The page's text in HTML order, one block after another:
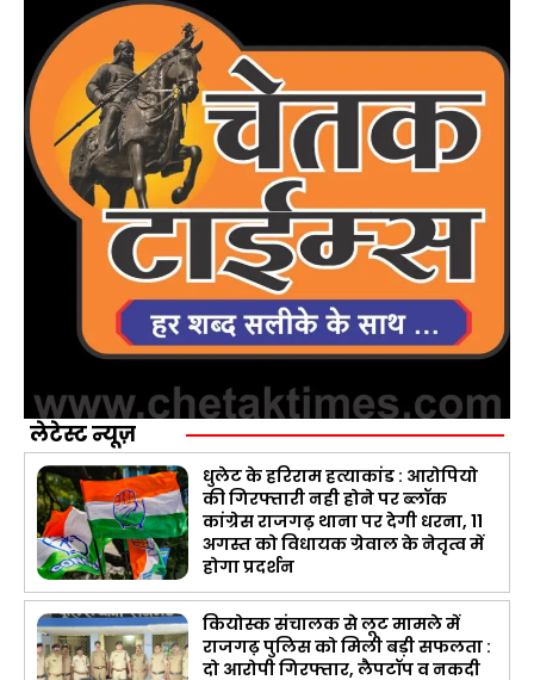
लेटेस्ट न्यूज़
धुलेट के हरिराम हत्याकांड : आरोपियो
की गिरफ्तारी नही होने पर ब्लॉक
कांग्रेस राजगढ़ थाना पर देगी धरना, 11
अगस्त को विधायक ग्रेवाल के नेतृत्व में
होगा प्रदर्शन
कियोस्क संचालक से लूट मामले में
राजगढ़ पुलिस को मिली बड़ी सफलता :
दो आरोपी गिरफ्तार, लैपटॉप व नकदी